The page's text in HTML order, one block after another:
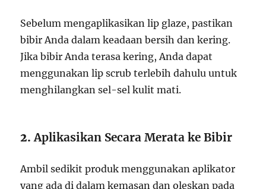
Sebelum mengaplikasikan lip glaze, pastikan
bibir Anda dalam keadaan bersih dan kering.
Jika bibir Anda terasa kering, Anda dapat
menggunakan lip scrub terlebih dahulu untuk
menghilangkan sel-sel kulit mati.
2.Aplikasikan Secara Merata ke Bibir
Ambil sedikit produk menggunakan aplikator
yang ada di dalam kemasan dan oleskan pada